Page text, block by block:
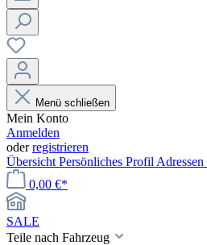
Menü schließen
Mein Konto
Anmelden
oderregistrieren
Übersicht Persönliches Profil Adressen
0,00 €*
SALE
Teile nach Fahrzeug